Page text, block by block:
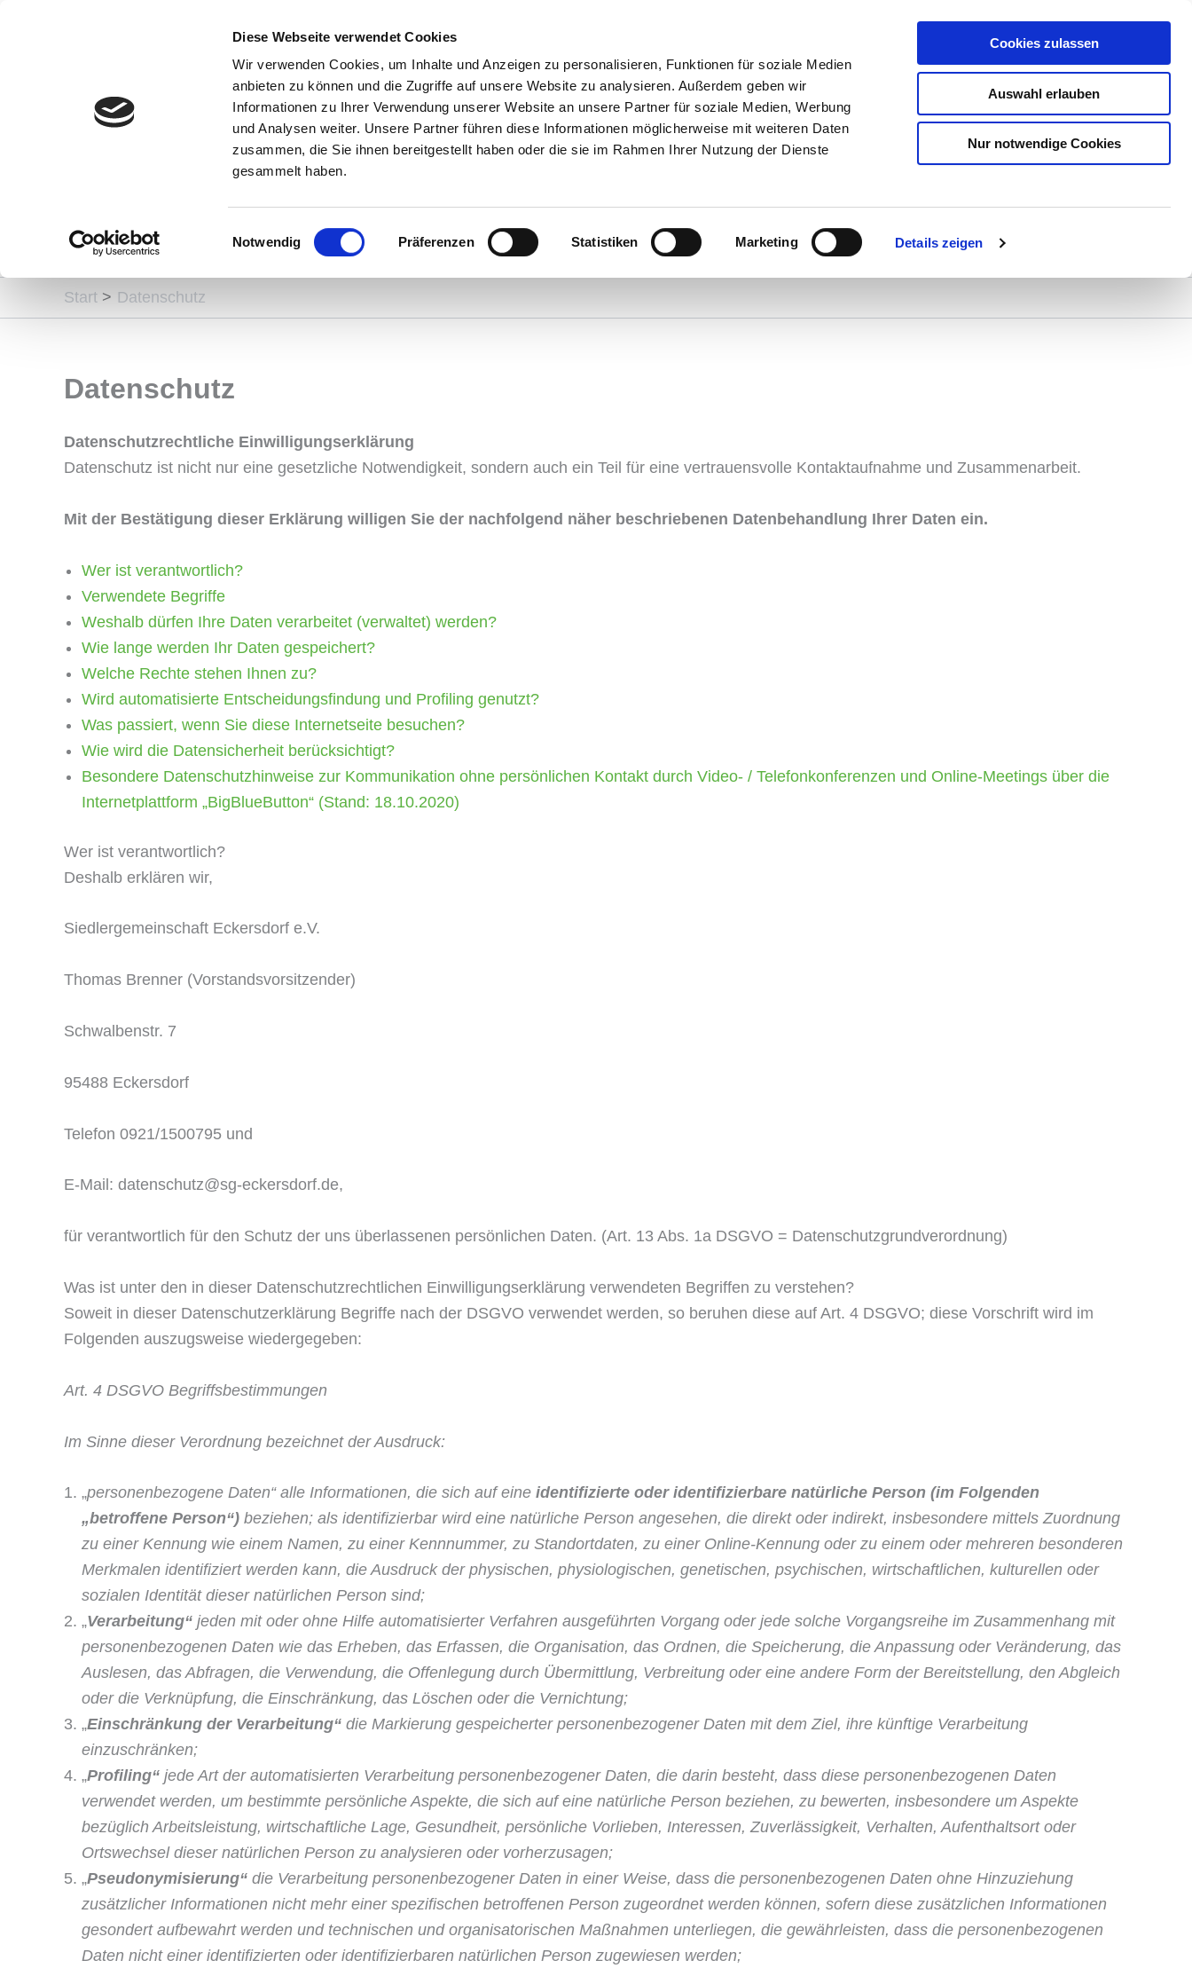
Diese Webseite verwendet Cookies
Wir verwenden Cookies, um Inhalte und Anzeigen zu personalisieren, Funktionen für soziale Medien
anbieten zu können und die Zugriffe auf unsere Website zu analysieren. Außerdem geben wir
Informationen zu Ihrer Verwendung unserer Website an unsere Partner für soziale Medien, Werbung
und Analysen weiter. Unsere Partner führen diese Informationen möglicherweise mit weiteren Daten
zusammen, die Sie ihnen bereitgestellt haben oder die sie im Rahmen Ihrer Nutzung der Dienste
gesammelt haben.
Einwilligungsauswahl
Notwendig Präferenzen Statistiken Marketing Details zeigen
Cookies zulassen
Auswahl erlauben
Nur notwendige Cookies
Siedlergemeinschaft Eckersdorf e.V.
Startseite Unser Verein Leistungen Mitglied werden
Start Datenschutz
Datenschutz
Datenschutzrechtliche Einwilligungserklärung
Datenschutz ist nicht nur eine gesetzliche Notwendigkeit, sondern auch ein Teil für eine vertrauensvolle Kontaktaufnahme und Zusammenarbeit.
Mit der Bestätigung dieser Erklärung willigen Sie der nachfolgend näher beschriebenen Datenbehandlung Ihrer Daten ein.
Wer ist verantwortlich?
Verwendete Begriffe
Weshalb dürfen Ihre Daten verarbeitet (verwaltet) werden?
Wie lange werden Ihr Daten gespeichert?
Welche Rechte stehen Ihnen zu?
Wird automatisierte Entscheidungsfindung und Profiling genutzt?
Was passiert, wenn Sie diese Internetseite besuchen?
Wie wird die Datensicherheit berücksichtigt?
Besondere Datenschutzhinweise zur Kommunikation ohne persönlichen Kontakt durch Video- / Telefonkonferenzen und Online-Meetings über die
Internetplattform „BigBlueButton“ (Stand: 18.10.2020)
Wer ist verantwortlich?
Deshalb erklären wir,
Siedlergemeinschaft Eckersdorf e.V.
Thomas Brenner (Vorstandsvorsitzender)
Schwalbenstr. 7
95488 Eckersdorf
Telefon 0921/1500795 und
E-Mail: datenschutz@sg-eckersdorf.de,
für verantwortlich für den Schutz der uns überlassenen persönlichen Daten. (Art. 13 Abs. 1a DSGVO = Datenschutzgrundverordnung)
Was ist unter den in dieser Datenschutzrechtlichen Einwilligungserklärung verwendeten Begriffen zu verstehen?
Soweit in dieser Datenschutzerklärung Begriffe nach der DSGVO verwendet werden, so beruhen diese auf Art. 4 DSGVO; diese Vorschrift wird im
Folgenden auszugsweise wiedergegeben:
Art. 4 DSGVO Begriffsbestimmungen
Im Sinne dieser Verordnung bezeichnet der Ausdruck:
„personenbezogene Daten“ alle Informationen, die sich auf eine identifizierte oder identifizierbare natürli­che Person (im Folgenden
„betroffene Person“) beziehen; als identifizierbar wird eine natürliche Person an­gesehen, die direkt oder indirekt, insbesondere mittels Zuordnung
zu einer Kennung wie einem Namen, zu einer Kennnummer, zu Standortdaten, zu einer Online-Kennung oder zu einem oder mehreren besonderen
Merkmalen identifiziert werden kann, die Ausdruck der physischen, physiologischen, genetischen, psychi­schen, wirtschaftlichen, kulturellen oder
sozialen Identität dieser natürlichen Person sind;
„Verarbeitung“ jeden mit oder ohne Hilfe automatisierter Verfahren ausgeführten Vorgang oder jede solche Vorgangsreihe im Zusammenhang mit
personenbezogenen Daten wie das Erheben, das Erfassen, die Orga­nisation, das Ordnen, die Speicherung, die Anpassung oder Veränderung, das
Auslesen, das Abfragen, die Verwendung, die Offenlegung durch Übermittlung, Verbreitung oder eine andere Form der Bereitstellung, den Abgleich
oder die Verknüpfung, die Einschränkung, das Löschen oder die Vernichtung;
„Einschränkung der Verarbeitung“ die Markierung gespeicherter personenbezogener Daten mit dem Ziel, ihre künftige Verarbeitung
einzuschränken;
„Profiling“ jede Art der automatisierten Verarbeitung personenbezogener Daten, die darin besteht, dass diese personenbezogenen Daten
verwendet werden, um bestimmte persönliche Aspekte, die sich auf eine natürliche Person beziehen, zu bewerten, insbesondere um Aspekte
bezüglich Arbeitsleistung, wirtschaftli­che Lage, Gesundheit, persönliche Vorlieben, Interessen, Zuverlässigkeit, Verhalten, Aufenthaltsort oder
Ortswechsel dieser natürlichen Person zu analysieren oder vorherzusagen;
„Pseudonymisierung“ die Verarbeitung personenbezogener Daten in einer Weise, dass die personenbezoge­nen Daten ohne Hinzuziehung
zusätzlicher Informationen nicht mehr einer spezifischen betroffenen Per­son zugeordnet werden können, sofern diese zusätzlichen Informationen
gesondert aufbewahrt werden und technischen und organisatorischen Maßnahmen unterliegen, die gewährleisten, dass die personenbezogenen
Daten nicht einer identifizierten oder identifizierbaren natürlichen Person zugewiesen werden;